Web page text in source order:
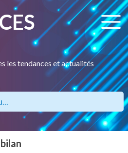
les tendances et actualités